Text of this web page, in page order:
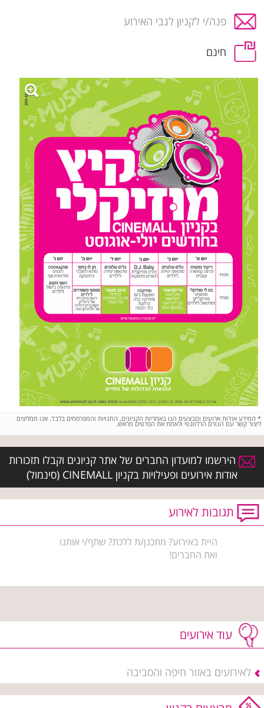
פנה/י לקניון לגבי האירוע
חינם
* המידע אודות ארועים ומבצעים הנו באחריות הקניונים, החנויות והמפרסמים בלבד. אנו ממליצים
ליצור קשר עם הגורם הרלוונטי ולאמת את הפרטים מראש.
הירשמו למועדון החברים של אתר קניונים וקבלו תזכורות
אודות אירועים ופעילויות בקניון CINEMALL (סינמול)
תגובות לאירוע
היית באירוע? מתכנן/ת ללכת? שתף/י אותנו
ואת החברים!
עוד אירועים
לאירועים באזור חיפה והסביבה